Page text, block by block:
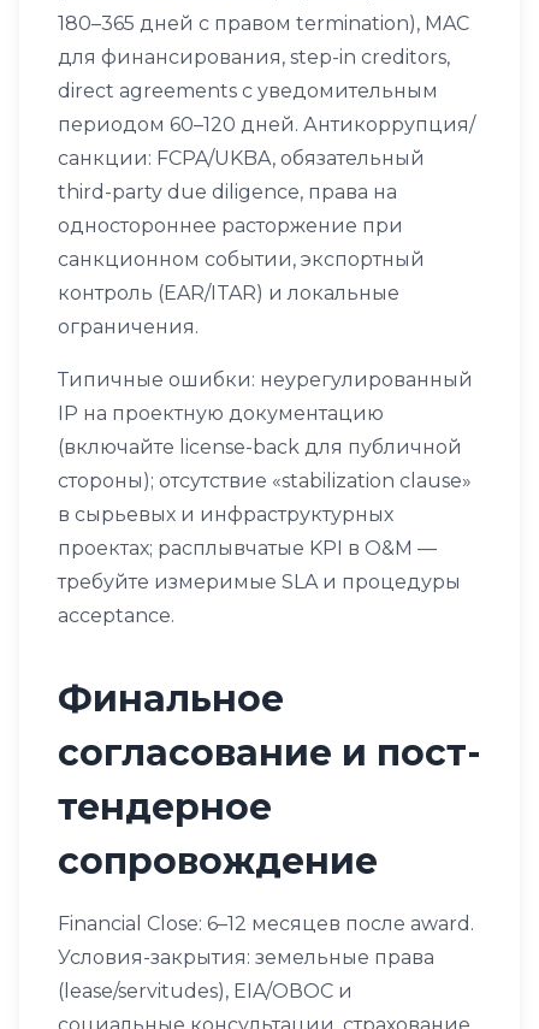
180–365 дней с правом termination), MAC
для финансирования, step-in creditors,
direct agreements с уведомительным
периодом 60–120 дней. Антикоррупция/
санкции: FCPA/UKBA, обязательный
third-party due diligence, права на
одностороннее расторжение при
санкционном событии, экспортный
контроль (EAR/ITAR) и локальные
ограничения.
Типичные ошибки: неурегулированный
IP на проектную документацию
(включайте license-back для публичной
стороны); отсутствие «stabilization clause»
в сырьевых и инфраструктурных
проектах; расплывчатые KPI в O&M —
требуйте измеримые SLA и процедуры
acceptance.
Финальное
согласование и пост-
тендерное
сопровождение
Financial Close: 6–12 месяцев после award.
Условия-закрытия: земельные права
(lease/servitudes), EIA/ОВОС и